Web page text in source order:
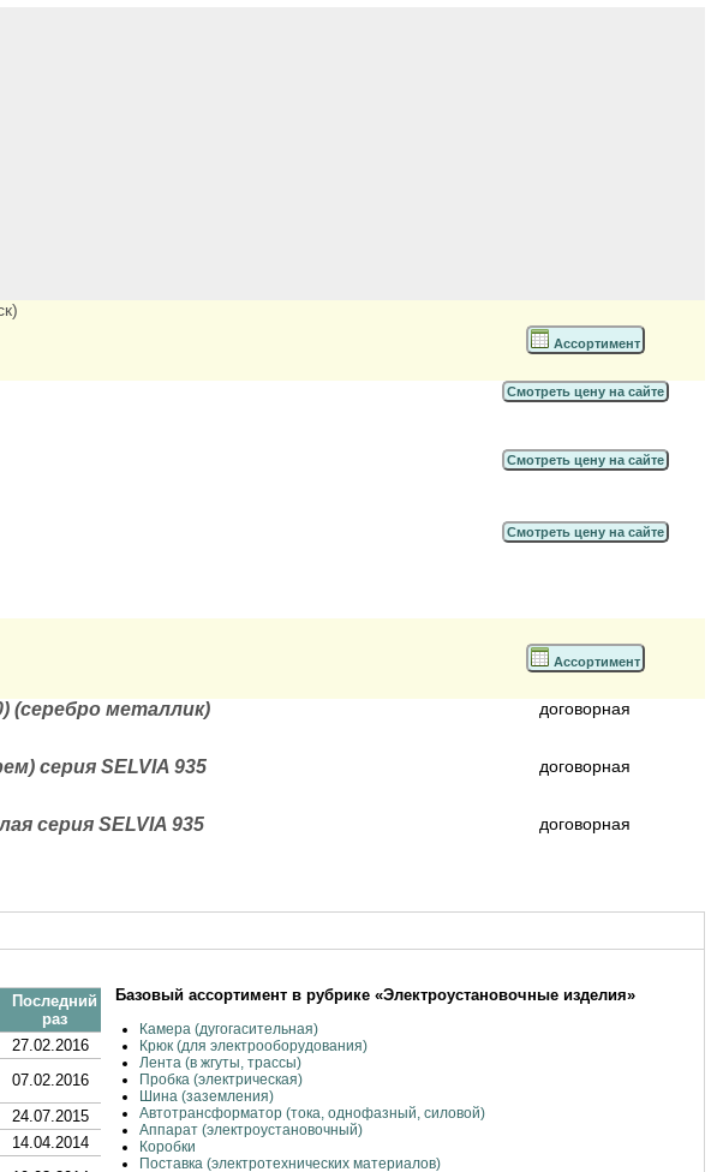
Ассортимент
Смотреть цену на сайте
Смотреть цену на сайте
Смотреть цену на сайте
Ассортимент
(серебро металлик) договорная
серия SELVIA 935 договорная
серия SELVIA 935 договорная
Последний
раз
27.02.2016
07.02.2016
24.07.2015
14.04.2014
Базовый ассортимент в рубрике «Электроустановочные изделия»
Камера (дугогасительная)
Крюк (для электрооборудования)
Лента (в жгуты, трассы)
Пробка (электрическая)
Шина (заземления)
Автотрансформатор (тока, однофазный, силовой)
Аппарат (электроустановочный)
Коробки
Поставка (электротехнических материалов)